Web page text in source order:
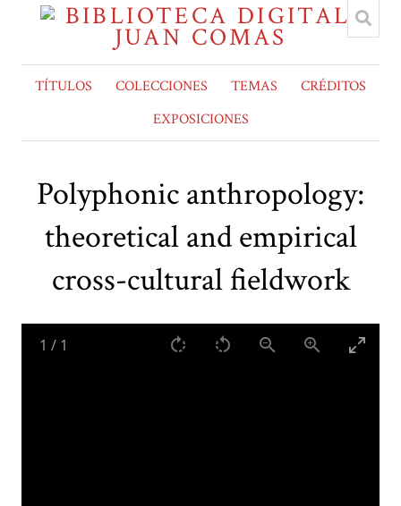
TÍTULOS COLECCIONES TEMAS
CRÉDITOS
EXPOSICIONES
Polyphonic anthropology:
theoretical and empirical
cross-cultural fieldwork
1 / 1